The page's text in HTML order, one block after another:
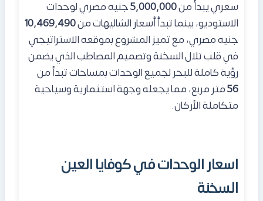
سعري يبدأ من5,000,000جنيه مصري لوحدات
الاستوديو، بينما تبدأ أسعار الشاليهات من10,469,490
جنيه مصري، مع تميز المشروع بموقعه الاستراتيجي
في قلب تلال السخنة وتصميم المصاطب الذي يضمن
رؤية كاملة للبحر لجميع الوحدات بمساحات تبدأ من
56متر مربع، مما يجعله وجهة استثمارية وسياحية
متكاملة الأركان.
اسعار الوحدات في كوفايا العين
السخنة